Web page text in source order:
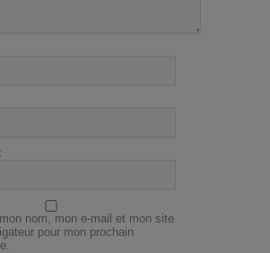
nom, mon e-mail et mon site
pour mon prochain